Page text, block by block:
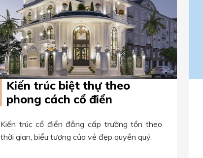
Kiến trúc biệt thự theo
phong cách cổ điển
Kiến trúc cổ điển đẳng cấp trường tồn theo
thời gian, biểu tượng của vẻ đẹp quyền quý.